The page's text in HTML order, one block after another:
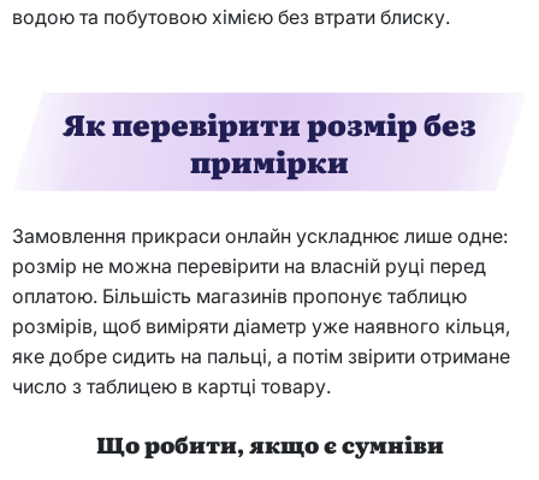
водою та побутовою хімією без втрати блиску.
Як перевірити розмір без
примірки
Замовлення прикраси онлайн ускладнює лише одне:
розмір не можна перевірити на власній руці перед
оплатою. Більшість магазинів пропонує таблицю
розмірів, щоб виміряти діаметр уже наявного кільця,
яке добре сидить на пальці, а потім звірити отримане
число з таблицею в картці товару.
Що робити, якщо є сумніви